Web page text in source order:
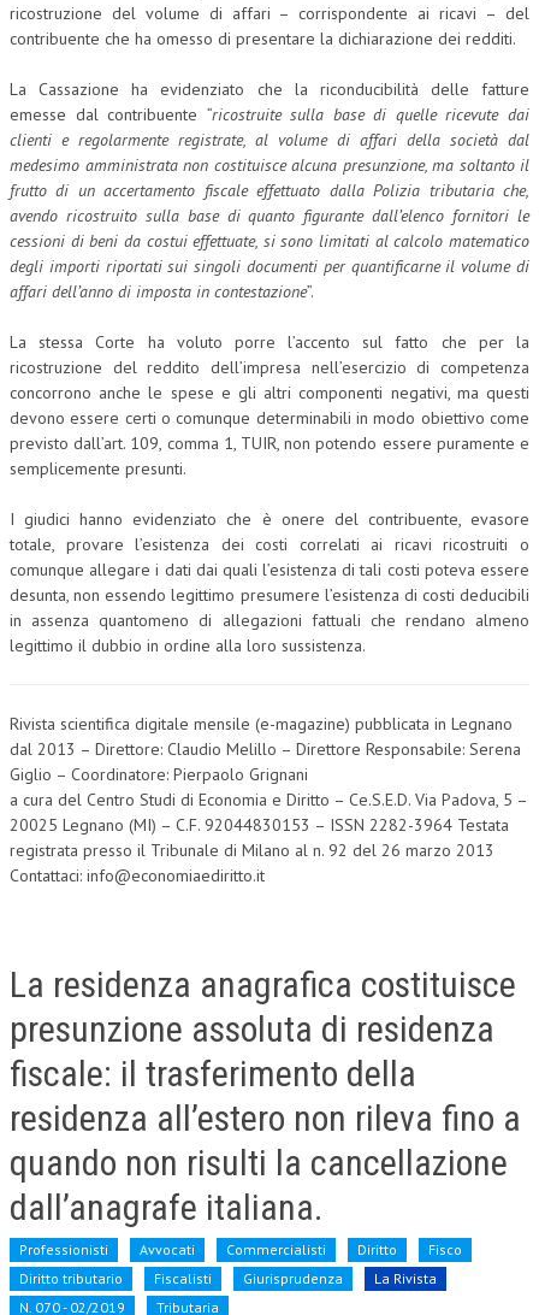
DOCUMENTI
MANUALI E MONOGRAFIE
TESI DI LAUREA
MATERIALE DIDATTICO
INVITI E PROMOZIONI
ricostruzione del volume di affari – corrispondente ai ricavi – del
contribuente che ha omesso di presentare la dichiarazione dei redditi.
La Cassazione ha evidenziato che la riconducibilità delle fatture
emesse dal contribuente “ricostruite sulla base di quelle ricevute dai
clienti e regolarmente registrate, al volume di affari della società dal
medesimo amministrata non costituisce alcuna presunzione, ma soltanto il
frutto di un accertamento fiscale effettuato dalla Polizia tributaria che,
avendo ricostruito sulla base di quanto figurante dall’elenco fornitori le
cessioni di beni da costui effettuate, si sono limitati al calcolo matematico
degli importi riportati sui singoli documenti per quantificarne il volume di
affari dell’anno di imposta in contestazione”.
La stessa Corte ha voluto porre l’accento sul fatto che per la
ricostruzione del reddito dell’impresa nell’esercizio di competenza
concorrono anche le spese e gli altri componenti negativi, ma questi
devono essere certi o comunque determinabili in modo obiettivo come
previsto dall’art. 109, comma 1, TUIR, non potendo essere puramente e
semplicemente presunti.
I giudici hanno evidenziato che è onere del contribuente, evasore
totale, provare l’esistenza dei costi correlati ai ricavi ricostruiti o
comunque allegare i dati dai quali l’esistenza di tali costi poteva essere
desunta, non essendo legittimo presumere l’esistenza di costi deducibili
in assenza quantomeno di allegazioni fattuali che rendano almeno
legittimo il dubbio in ordine alla loro sussistenza.
Rivista scientifica digitale mensile (e-magazine) pubblicata in Legnano
dal 2013 – Direttore: Claudio Melillo – Direttore Responsabile: Serena
Giglio – Coordinatore: Pierpaolo Grignani
a cura del Centro Studi di Economia e Diritto – Ce.S.E.D. Via Padova, 5 –
20025 Legnano (MI) – C.F. 92044830153 – ISSN 2282-3964 Testata
registrata presso il Tribunale di Milano al n. 92 del 26 marzo 2013
Contattaci: info@economiaediritto.it
La residenza anagrafica costituisce
presunzione assoluta di residenza
fiscale: il trasferimento della
residenza all’estero non rileva fino a
quando non risulti la cancellazione
dall’anagrafe italiana.
Professionisti Avvocati Commercialisti Diritto
Fisco
Diritto tributario
Fiscalisti Giurisprudenza
La Rivista
N. 070 - 02/2019
Tributaria